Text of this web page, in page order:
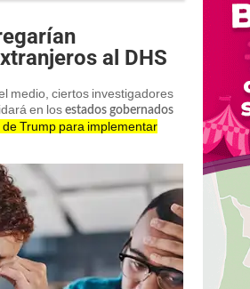
al DHS
medio, ciertos investigadores
en los estados gobernados
Trump para implementar